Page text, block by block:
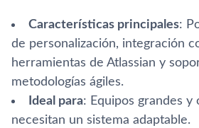
Características principales:
de personalización, integración
herramientas de Atlassian y
metodologías ágiles.
Ideal para: Equipos grandes y
necesitan un sistema adaptable.